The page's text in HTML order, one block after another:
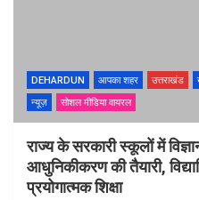
DEHARDUN आपका शहर उत्तराखंड
न्यूज़
सोशल मीडिया वायरल
राज्य के सरकारी स्कूलों में
आधुनिकीकरण की तैयारी,
प्रयोगात्मक शिक्षा